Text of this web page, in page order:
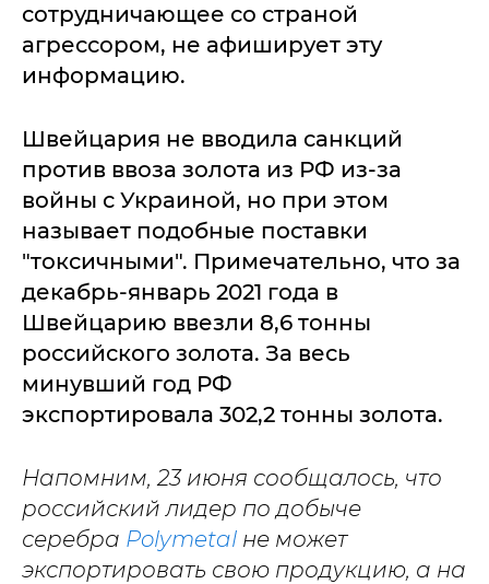
сотрудничающее со страной
агрессором, не афиширует эту
информацию.
Швейцария не вводила санкций
против ввоза золота из РФ из-за
войны с Украиной, но при этом
называет подобные поставки
"токсичными". Примечательно, что за
декабрь-январь 2021 года в
Швейцарию ввезли 8,6 тонны
российского золота. За весь
минувший год РФ
экспортировала 302,2 тонны золота.
Напомним, 23 июня сообщалось, что
российский лидер по добыче
серебра Polymetal не может
экспортировать свою продукцию, а на